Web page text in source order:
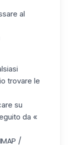
al
trovare le
su
da «
/